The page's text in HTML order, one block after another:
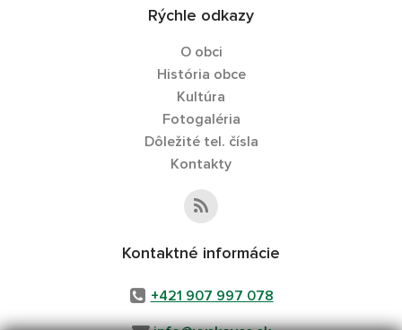
Rýchle odkazy
O obci
História obce
Kultúra
Fotogaléria
Dôležité tel. čísla
Kontakty
Kontaktné informácie
+421 907 997 078